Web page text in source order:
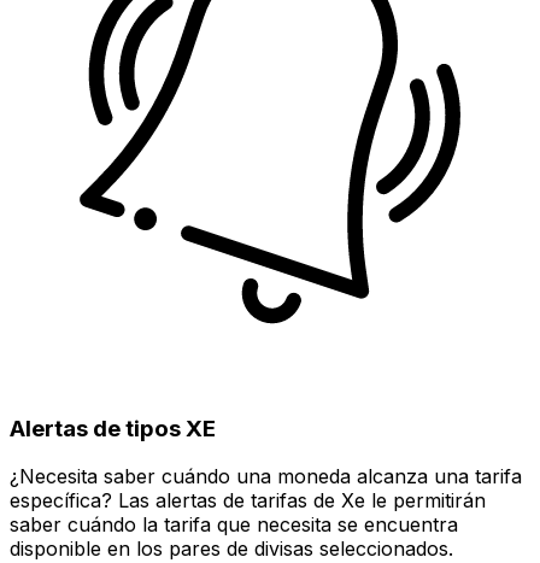
Alertas de tipos XE
¿Necesita saber cuándo una moneda alcanza una tarifa
específica? Las alertas de tarifas de Xe le permitirán
saber cuándo la tarifa que necesita se encuentra
disponible en los pares de divisas seleccionados.